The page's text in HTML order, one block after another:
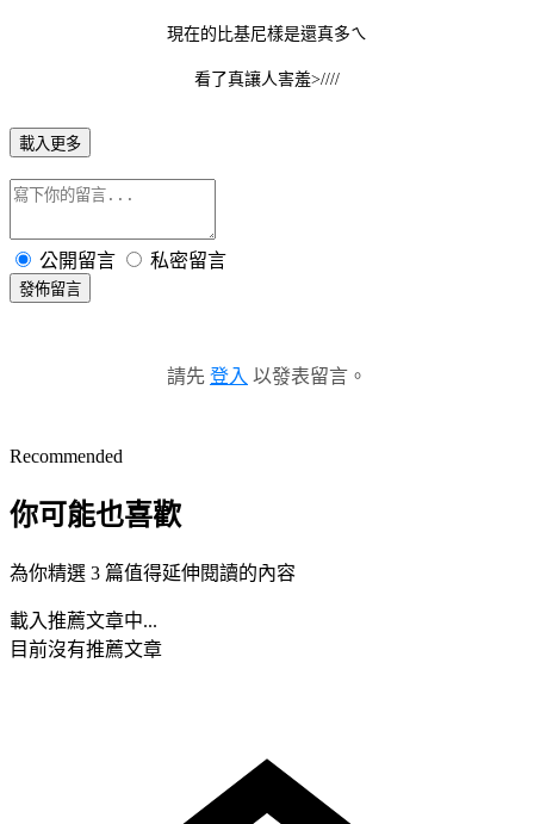
現在的比基尼樣是還真多ㄟ
看了真讓人害羞>////
載入更多
公開留言 私密留言
發佈留言
請先 登入 以發表留言。
Recommended
你可能也喜歡
為你精選 3 篇值得延伸閱讀的內容
載入推薦文章中...
目前沒有推薦文章